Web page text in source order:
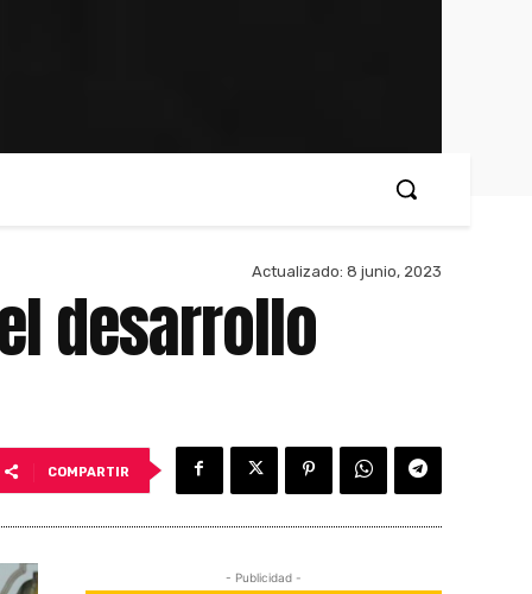
Actualizado: 8 junio, 2023
desarrollo
COMPARTIR
- Publicidad -